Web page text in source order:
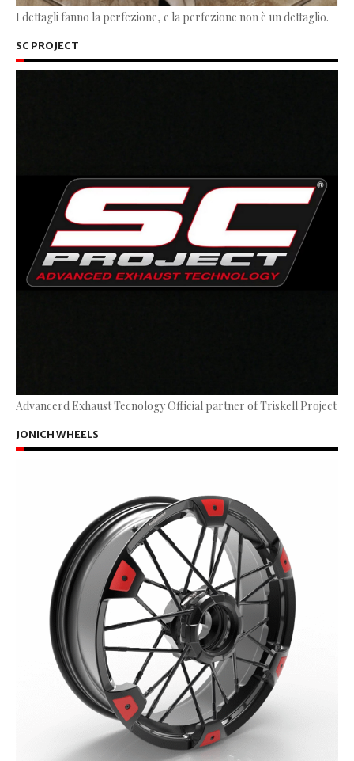
I dettagli fanno la perfezione, e la perfezione non è un dettaglio.
SC PROJECT
Advancerd Exhaust Tecnology Official partner of Triskell Project
JONICH WHEELS